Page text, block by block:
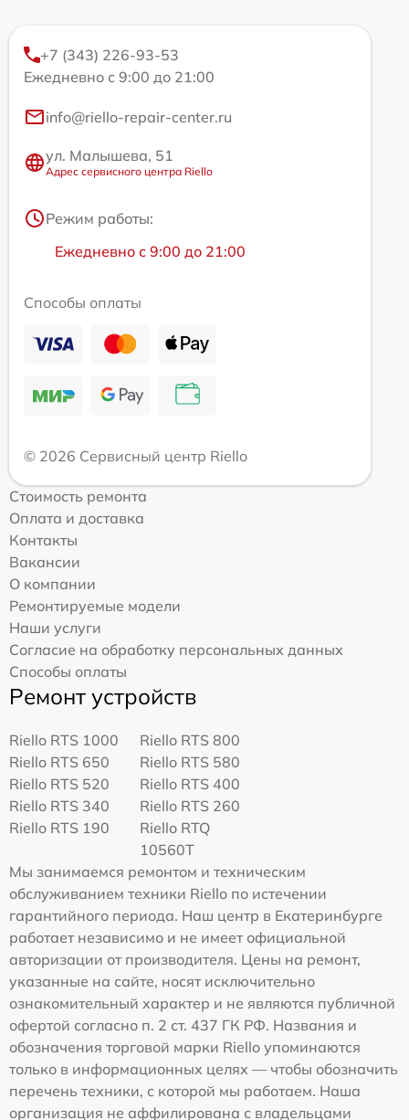
+7 (343) 226-93-53
Ежедневно с 9:00 до 21:00
info@riello-repair-center.ru
ул. Малышева, 51
Адрес сервисного центра Riello
Режим работы:
Ежедневно с 9:00 до 21:00
Способы оплаты
© 2026 Сервисный центр Riello
Стоимость ремонта
Оплата и доставка
Контакты
Вакансии
О компании
Ремонтируемые модели
Наши услуги
Согласие на обработку персональных данных
Способы оплаты
Ремонт устройств
Riello RTS 1000
Riello RTS 800
Riello RTS 650
Riello RTS 580
Riello RTS 520
Riello RTS 400
Riello RTS 340
Riello RTS 260
Riello RTS 190
Riello RTQ
10560T
Мы занимаемся ремонтом и техническим
обслуживанием техники Riello по истечении
гарантийного периода. Наш центр в Екатеринбурге
работает независимо и не имеет официальной
авторизации от производителя. Цены на ремонт,
указанные на сайте, носят исключительно
ознакомительный характер и не являются публичной
офертой согласно п. 2 ст. 437 ГК РФ. Названия и
обозначения торговой марки Riello упоминаются
только в информационных целях — чтобы обозначить
перечень техники, с которой мы работаем. Наша
организация не аффилирована с владельцами